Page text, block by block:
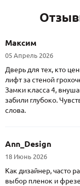
Максим
05 Апрель 2026
Дверь для тех, кто
лифт за стеной
Замки класса 4,
забили глубоко.
слова.
Ann_Design
18 Июнь 2026
Как дизайнер, часто
выбор пленок и